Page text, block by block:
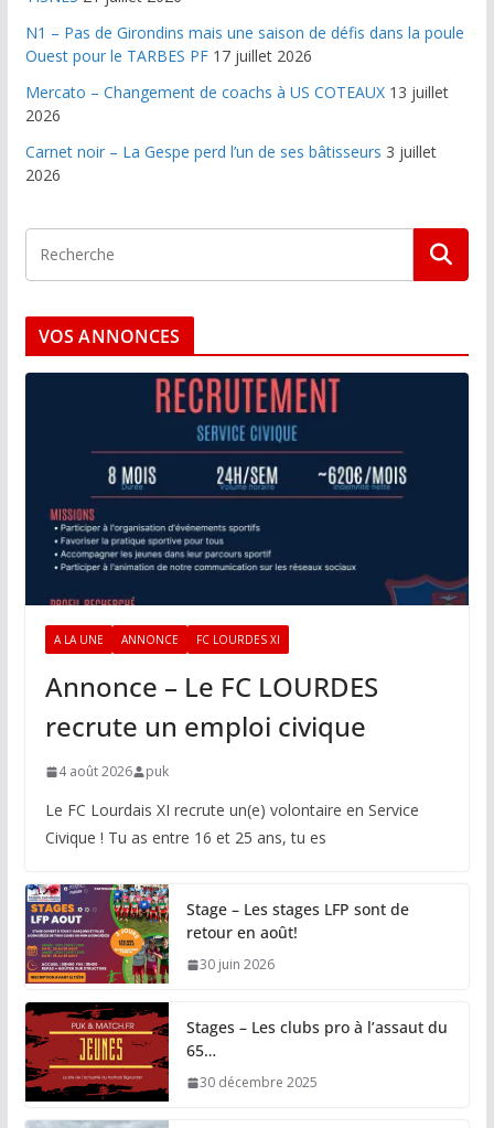
N1 – Pas de Girondins mais une saison de défis dans la poule
Ouest pour le TARBES PF 17 juillet 2026
Mercato – Changement de coachs à US COTEAUX 13 juillet
2026
Carnet noir – La Gespe perd l’un de ses bâtisseurs 3 juillet
2026
VOS ANNONCES
A LA UNE ANNONCE FC LOURDES XI
Annonce – Le FC LOURDES
recrute un emploi civique
4 août 2026 puk
Le FC Lourdais XI recrute un(e) volontaire en Service
Civique ! Tu as entre 16 et 25 ans, tu es
Stage – Les stages LFP sont de
retour en août!
30 juin 2026
Stages – Les clubs pro à l’assaut du
65…
30 décembre 2025